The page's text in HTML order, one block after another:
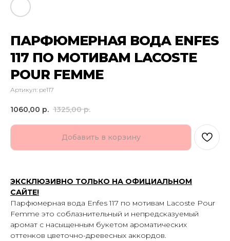
ПАРФЮМЕРНАЯ ВОДА ENFES
117 ПО МОТИВАМ LACOSTE
POUR FEMME
Артикул: pe117
1060,00 р. 1325,00 р.
Добавить в корзину
ЭКСКЛЮЗИВНО ТОЛЬКО НА ОФИЦИАЛЬНОМ
САЙТЕ!
Парфюмерная вода Enfes 117 по мотивам Lacoste Pour
Femme это соблазнительный и непредсказуемый
аромат с насыщенным букетом ароматических
оттенков цветочно-древесных аккордов.